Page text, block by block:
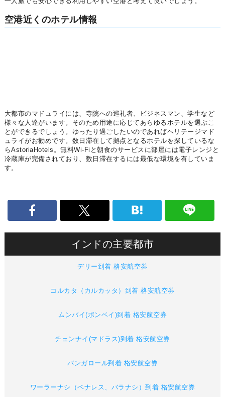
空港近くのホテル情報
大都市のマドュライには、寺院への巡礼者、ビジネスマン、学生など
様々な人達がいます。そのため用途に応じてあらゆるホテルを選ぶこ
とができるでしょう。ゆったり過ごしたいのであればヘリテージマド
ュライがお勧めです。数日滞在して拠点となるホテルを探しているな
らAstoriaHotels。無料Wi-Fiと朝食のサービスに部屋には電子レンジと
冷蔵庫が完備されており、数日滞在するには最低な環境を有していま
す。
インドの主要都市
デリー到着 格安航空券
コルカタ（カルカッタ）到着 格安航空券
ムンバイ(ボンベイ)到着 格安航空券
チェンナイ(マドラス)到着 格安航空券
バンガロール到着 格安航空券
ワーラーナシ（ベナレス、バラナシ）到着 格安航空券